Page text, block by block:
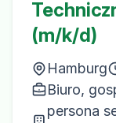
(m/k/d)
Hamburg
Biuro,
persona